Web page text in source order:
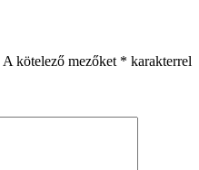
A kötelező mezőket * karakterrel